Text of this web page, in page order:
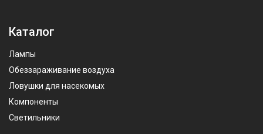
Каталог
Лампы
Обеззараживание воздуха
Ловушки для насекомых
Компоненты
Светильники